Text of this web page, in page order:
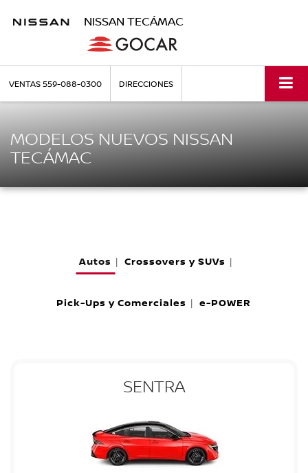
NISSAN TECÁMAC
VENTAS559-088-0300 DIRECCIONES
MODELOS NUEVOS NISSAN
TECÁMAC
Autos | Crossovers y SUVs |
Pick-Ups y Comerciales | e-POWER
SENTRA